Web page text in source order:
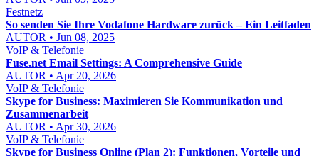
Festnetz
So senden Sie Ihre Vodafone Hardware zurück – Ein Leitfaden
AUTOR • Jun 08, 2025
VoIP & Telefonie
Fuse.net Email Settings: A Comprehensive Guide
AUTOR • Apr 20, 2026
VoIP & Telefonie
Skype for Business: Maximieren Sie Kommunikation und
Zusammenarbeit
AUTOR • Apr 30, 2026
VoIP & Telefonie
Skype for Business Online (Plan 2): Funktionen, Vorteile und